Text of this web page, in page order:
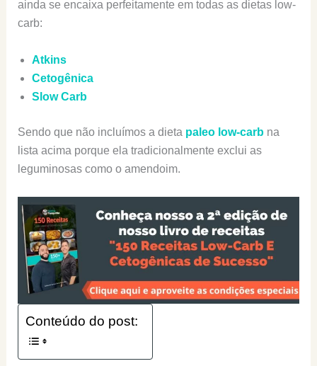
ainda se encaixa perfeitamente em todas as dietas low-
carb:
Atkins
Cetogênica
Slow Carb
Sendo que não incluímos a dieta paleo low-carbna
lista acima porque ela tradicionalmente exclui as
leguminosas como o amendoim.
Conteúdo do post: